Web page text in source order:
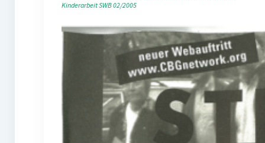
KinderarbeitSWB 02/2005